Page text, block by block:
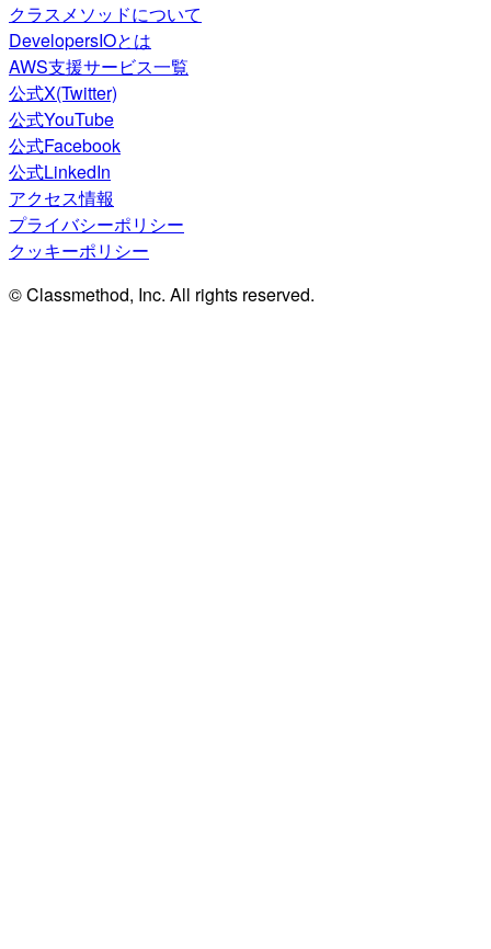
クラスメソッドについて
DevelopersIOとは
AWS支援サービス一覧
公式X(Twitter)
公式YouTube
公式Facebook
公式LinkedIn
アクセス情報
プライバシーポリシー
クッキーポリシー
© Classmethod, Inc. All rights reserved.